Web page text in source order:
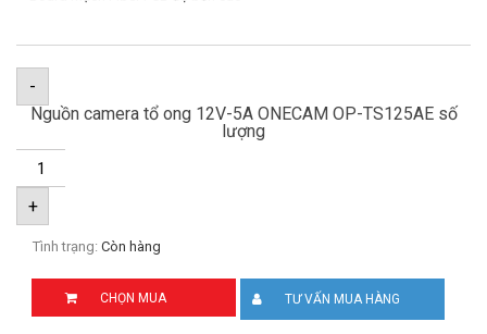
-
Nguồn camera tổ ong 12V-5A ONECAM OP-TS125AE số
lượng
+
Tình trạng: Còn hàng
CHỌN MUA TƯ VẤN MUA HÀNG